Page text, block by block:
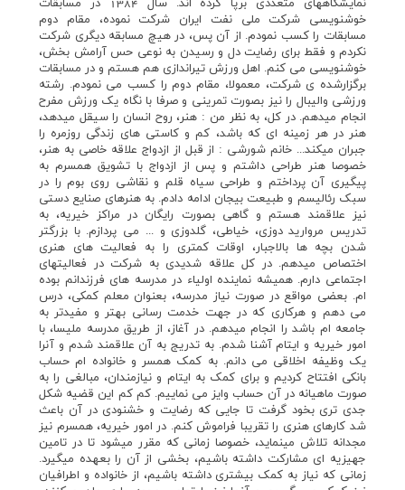
خوشنويسي شرکت ملي نفت ايران شرکت نموده، مقام دوم
مسابقات را کسب نمودم. از آن پس، در هيچ مسابقه ديگري شرکت
نکردم و فقط براي رضايت دل و رسيدن به نوعي حس آرامش بخش،
خوشنويسي مي کنم. اهل ورزش تيراندازي هم هستم و در مسابقات
برگزارشده ي شرکت، معمولا، مقام دوم را کسب مي نمودم. رشته
ورزشي واليبال را نيز بصورت تمريني و صرفا با نگاه يک ورزش مفرح
انجام ميدهم. در کل، به نظر من : هنر، روح انسان را سيقل ميدهد،
هنر در هر زمينه اي که باشد، کم و کاستي هاي زندگي روزمره را
جبران ميکند... خانم شورشي : از قبل از ازدواج علاقه خاصي به هنر،
خصوصا هنر طراحي داشتم و پس از ازدواج با تشويق همسرم به
پيگيري آن پرداختم و طراحي سياه قلم و نقاشي روي بوم را در
سبک رئاليسم و طبيعت بيجان ادامه دادم. به هنرهاي صنايع دستي
نيز علاقمند هستم و گاهي بصورت رايگان در مراکز خيريه، به
تدريس مرواريد دوزي، خياطي، گلدوزي و ... مي پردازم. با بزرگتر
شدن بچه ها بالاجبار، اوقات کمتري را به فعاليت هاي هنري
اختصاص ميدهم. در کل علاقه شديدي به شرکت در فعاليتهاي
اجتماعي دارم. هميشه نماينده اولياء در مدرسه هاي فرزندانم بوده
ام. بعضي مواقع در صورت نياز مدرسه، بعنوان معلم کمکي، درس
مي دهم و هرکاري که در جهت خدمت رساني بهتر و مفيدتر به
جامعه ام باشد را انجام ميدهم. در آغاز، از طريق مدرسه مليسا، با
امور خيريه و ايتام آشنا شدم. به تدريج به آن علاقمند شدم و آنرا
يک وظيفه اخلاقي مي دانم. به کمک همسر و خانواده ام حساب
بانکي افتتاح کرديم و براي کمک به ايتام و نيازمندان، مبالغي را به
صورت ماهيانه در آن حساب وايز مي نماييم. کم کم اين قضيه شکل
جدي تري بخود گرفت تا جايي که رضايت و خشنودي در آن باعث
شد کارهاي هنري را تقريبا فراموش کنم. در امور خيريه، همسرم نيز
مجدانه تلاش مينمايد، خصوصا زماني که مقرر ميشود تا در تامين
جهيزيه اي مشارکت داشته باشيم، بخشي از آن را بعهده ميگيرد.
زماني که نياز به کمک بيشتري داشته باشيم، از خانواده و اطرافيان